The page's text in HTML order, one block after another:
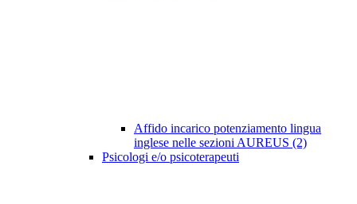
Affido incarico potenziamento lingua
inglese nelle sezioni AUREUS (2)
Psicologi e/o psicoterapeuti